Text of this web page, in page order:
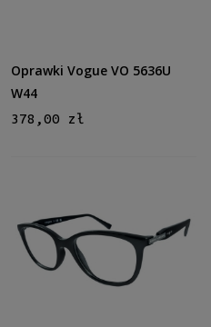
Oprawki Vogue VO 5636U
W44
378,00 zł